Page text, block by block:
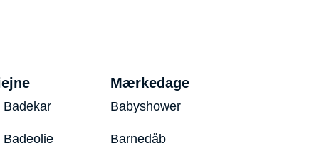
Badekar
Badeolie
Mærkedage
Babyshower
Barnedåb